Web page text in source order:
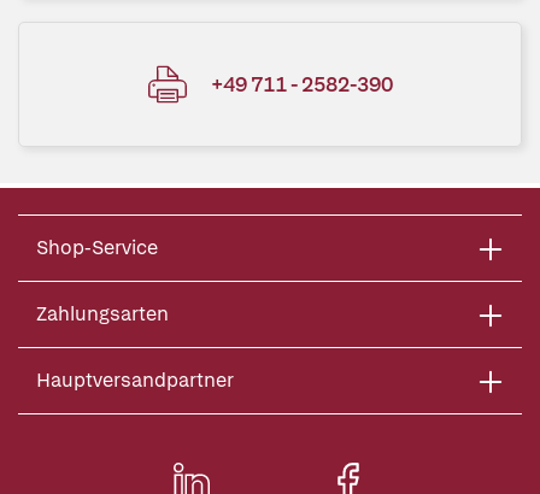
+49 711 - 2582-390
Shop-Service
Zahlungsarten
Hauptversandpartner